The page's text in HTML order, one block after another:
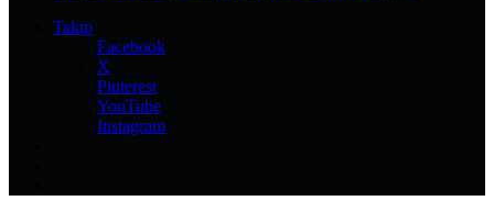
Takip
Facebook
X
Pinterest
YouTube
Instagram